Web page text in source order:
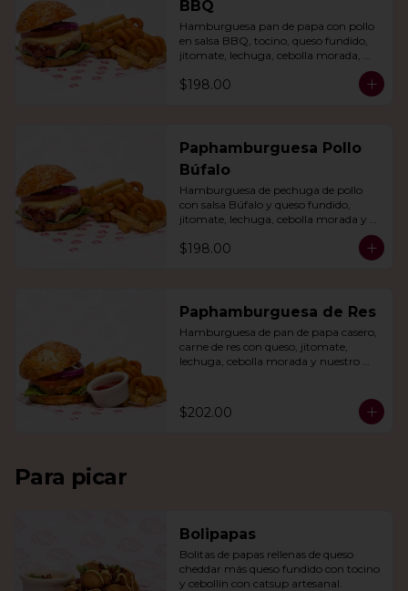
BBQ
Hamburguesa pan de papa con pollo
en salsa BBQ, tocino, queso fundido,
jitomate, lechuga, cebolla morada,
$198.00
Paphamburguesa Pollo
Búfalo
Hamburguesa de pechuga de pollo
con salsa Búfalo y queso fundido,
jitomate, lechuga, cebolla morada y
nuestra salsa especial. Con papas fritas
y rizo.
$198.00
Paphamburguesa de Res
Hamburguesa de pan de papa casero,
carne de res con queso, jitomate,
lechuga, cebolla morada y nuestro
$202.00
Para picar
Bolipapas
Bolitas de papas rellenas de queso
cheddar más queso fundido con tocino
y cebollín con catsup artesanal.